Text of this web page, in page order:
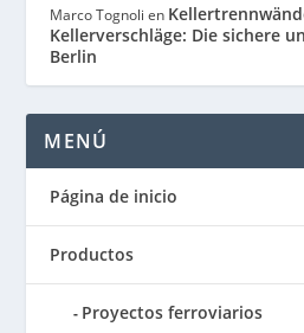
Marco Tognoli en
Kellerverschläge: Die sichere
Berlin
MENÚ
Página de inicio
Productos
Proyectos ferroviarios